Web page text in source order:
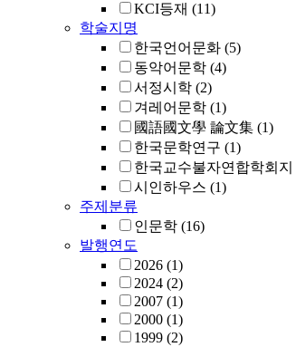
KCI등재 (11)
학술지명
한국언어문화 (5)
동악어문학 (4)
서정시학 (2)
겨레어문학 (1)
國語國文學 論文集 (1)
한국문학연구 (1)
한국교수불자연합학회지
시인하우스 (1)
주제분류
인문학 (16)
발행연도
2026 (1)
2024 (2)
2007 (1)
2000 (1)
1999 (2)